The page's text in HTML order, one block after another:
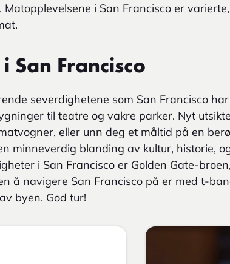
Matopplevelsene i San Francisco er
San Francisco
severdighetene som San Francisco
til teatre og vakre parker. Nyt
eller unn deg et måltid på en
minneverdig blanding av kultur, historie,
i San Francisco er Golden Gate-
å navigere San Francisco på er med t-
byen. God tur!